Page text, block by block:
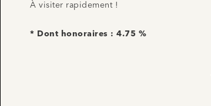
À visiter rapidement !
* Dont honoraires : 4.75 %